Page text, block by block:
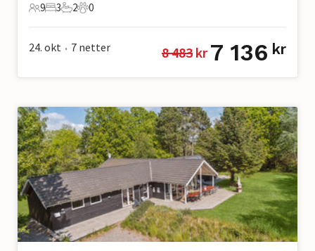
9 Gjester
9
3 Soverom
3
2 Bad
2
0 Kjæledyr
0
24. okt • 7 netter 8 483 kr 7 136 kr